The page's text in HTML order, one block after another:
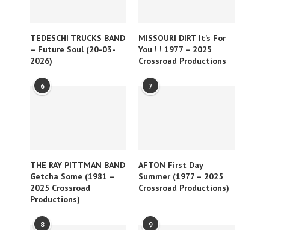
TEDESCHI TRUCKS BAND
– Future Soul (20-03-
2026)
MISSOURI DIRT It’s For
You ! ! 1977 – 2025
Crossroad Productions
6
THE RAY PITTMAN BAND
Getcha Some (1981 –
2025 Crossroad
Productions)
7
AFTON First Day
Summer (1977 – 2025
Crossroad Productions)
8 9